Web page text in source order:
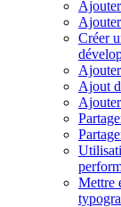
Créer
Ajout
Mettre